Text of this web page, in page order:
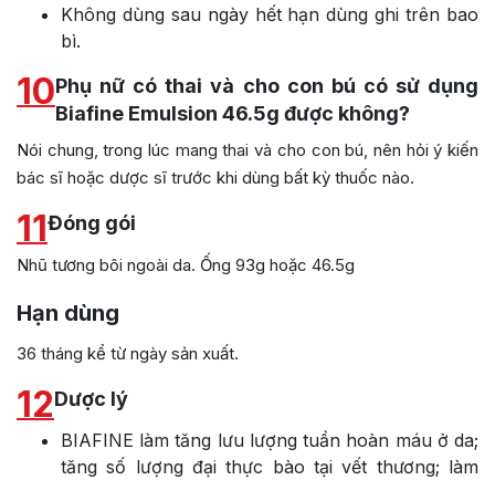
Không dùng sau ngày hết hạn dùng ghi trên bao
bì.
10Phụ nữ có thai và cho con bú có sử dụng
Biafine Emulsion 46.5g được không?
Nói chung, trong lúc mang thai và cho con bú, nên hỏi ý kiến
bác sĩ hoặc dược sĩ trước khi dùng bất kỳ thuốc nào.
11Đóng gói
Nhũ tương bôi ngoài da. Ống 93g hoặc 46.5g
Hạn dùng
36 tháng kể từ ngày sản xuất.
12Dược lý
BIAFINE làm tăng lưu lượng tuần hoàn máu ở da;
tăng số lượng đại thực bào tại vết thương; làm